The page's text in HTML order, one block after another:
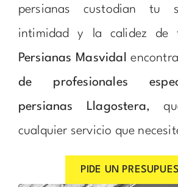
persianas custodian tu
intimidad y la calidez de
Persianas Masvidal
de profesionales
persianas Llagostera,
cualquier servicio que
PIDE UN